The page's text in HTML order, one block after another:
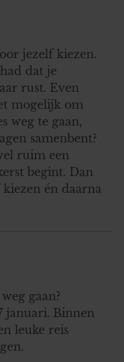
jezelf kiezen.
dat je
rust. Even
mogelijk om
weg te gaan,
samenbent?
ruim een
begint. Dan
én daarna
gaan?
januari. Binnen
leuke reis